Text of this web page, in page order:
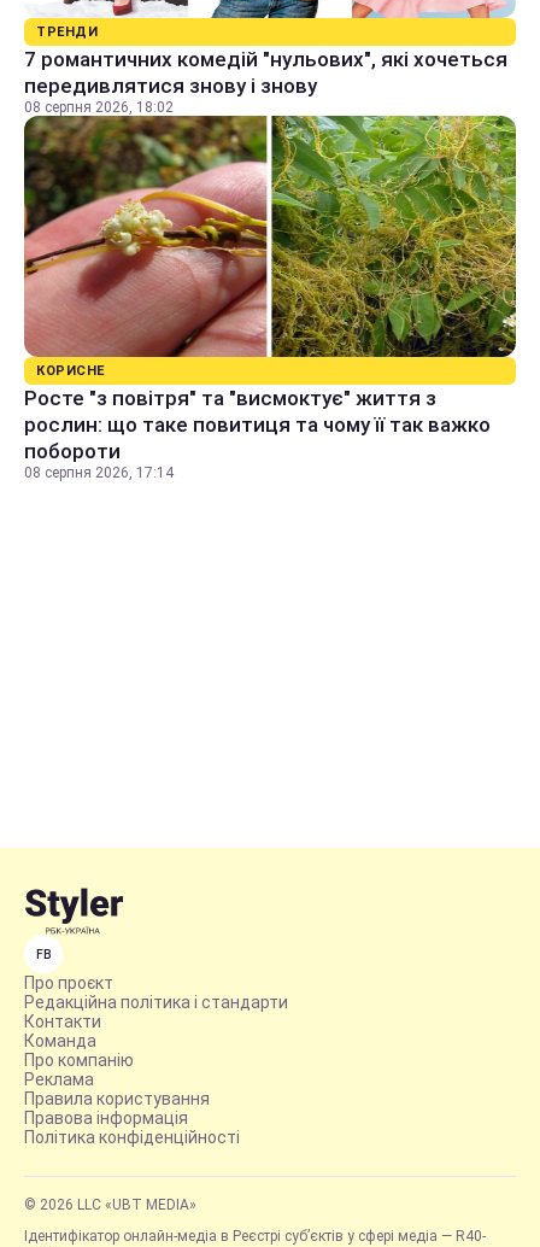
ТРЕНДИ
7 романтичних комедій "нульових", які хочеться
передивлятися знову і знову
08 серпня 2026, 18:02
КОРИСНЕ
Росте "з повітря" та "висмоктує" життя з
рослин: що таке повитиця та чому її так важко
побороти
08 серпня 2026, 17:14
FB
Про проєкт
Редакційна політика і стандарти
Контакти
Команда
Про компанію
Реклама
Правила користування
Правова інформація
Політика конфіденційності
© 2026 LLC «UBT MEDIA»
Ідентифікатор онлайн-медіа в Реєстрі суб’єктів у сфері медіа — R40-